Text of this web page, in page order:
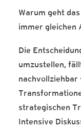
Warum geht
immer gleichen
Die
umzustellen,
nachvollziehbar
strategischen
Intensive